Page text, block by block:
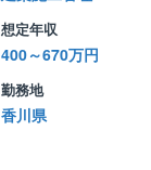
想定年収
400～670万円
勤務地
香川県